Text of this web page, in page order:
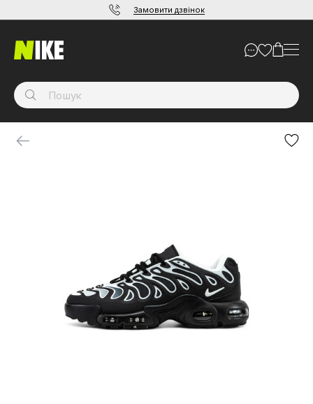
Замовити дзвінок